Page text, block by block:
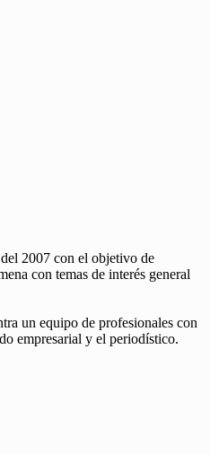
2007 con el objetivo de
con temas de interés general
un equipo de profesionales con
empresarial y el periodístico.